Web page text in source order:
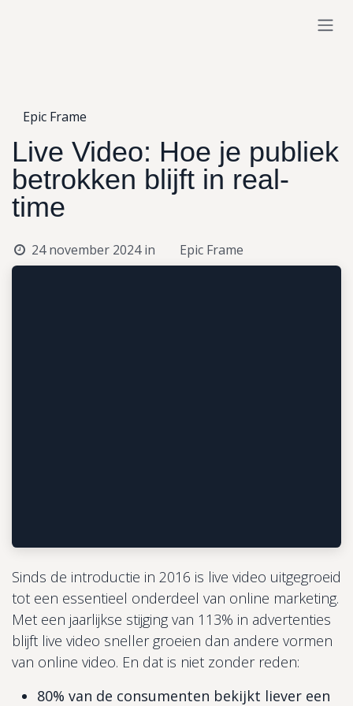
Epic Frame
Live Video: Hoe je publiek
betrokken blijft in real-
time
24 november 2024 in Epic Frame
Sinds de introductie in 2016 is live video uitgegroeid
tot een essentieel onderdeel van online marketing.
Met een jaarlijkse stijging van 113% in advertenties
blijft live video sneller groeien dan andere vormen
van online video. En dat is niet zonder reden:
80% van de consumenten bekijkt liever een